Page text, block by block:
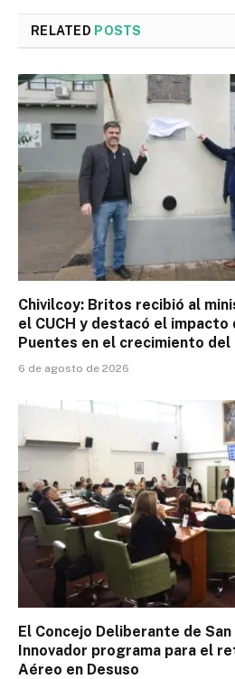
RELATED POSTS
Chivilcoy: Britos recibió al
el CUCH y destacó el impacto
Puentes en el crecimiento
6 de agosto de 2026
El Concejo Deliberante de
Innovador programa para el
Aéreo en Desuso